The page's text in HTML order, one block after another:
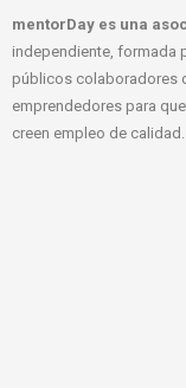
mentorDay es una
independiente, formada
públicos colaboradores
emprendedores para
creen empleo de calidad.